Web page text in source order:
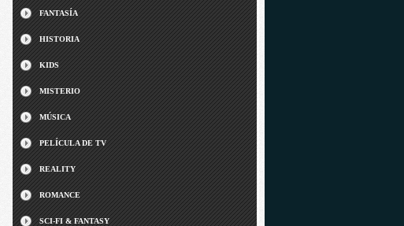
FANTASÍA
HISTORIA
KIDS
MISTERIO
MÚSICA
PELÍCULA DE TV
REALITY
ROMANCE
SCI-FI & FANTASY